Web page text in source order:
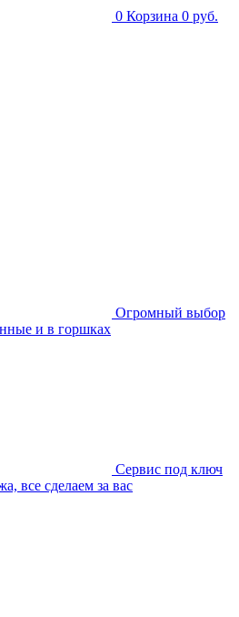
0 Корзина 0 руб.
Огромный выбор
и в горшках
Сервис под ключ
все сделаем за вас